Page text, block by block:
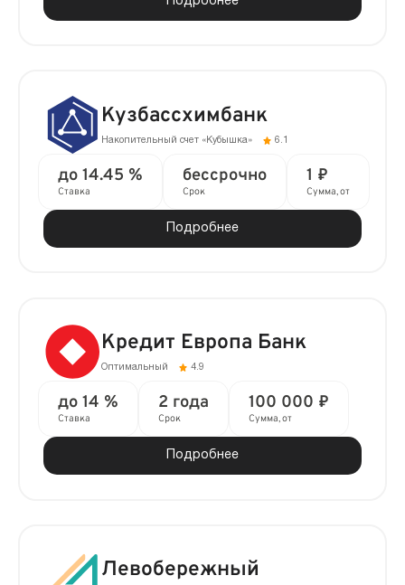
Кузбассхимбанк
Накопительный счет «Кубышка» 6.1
до 14.45 %
Ставка
бессрочно
Срок
1 ₽
Сумма, от
Подробнее
Кредит Европа Банк
Оптимальный 4.9
до 14 %
Ставка
2 года
Срок
100 000 ₽
Сумма, от
Подробнее
Левобережный